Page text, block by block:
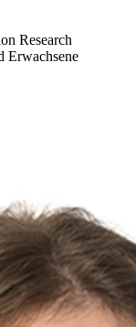
Research
Erwachsene